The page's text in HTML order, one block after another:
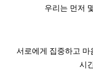
우리는 먼저
서로에게 집중하고
시